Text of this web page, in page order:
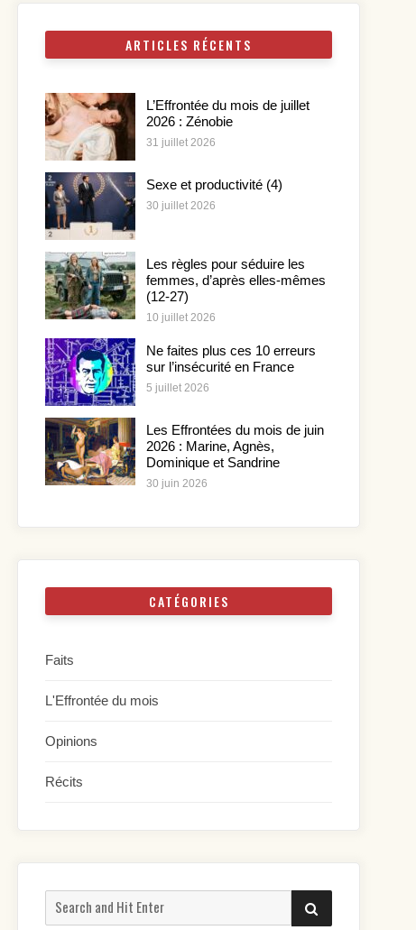
ARTICLES RÉCENTS
L’Effrontée du mois de juillet
2026 : Zénobie
31 juillet 2026
Sexe et productivité (4)
30 juillet 2026
Les règles pour séduire les
femmes, d’après elles-mêmes
(12-27)
10 juillet 2026
Ne faites plus ces 10 erreurs
sur l’insécurité en France
5 juillet 2026
Les Effrontées du mois de juin
2026 : Marine, Agnès,
Dominique et Sandrine
30 juin 2026
CATÉGORIES
Faits
L'Effrontée du mois
Opinions
Récits
Search
for:
SEARCH